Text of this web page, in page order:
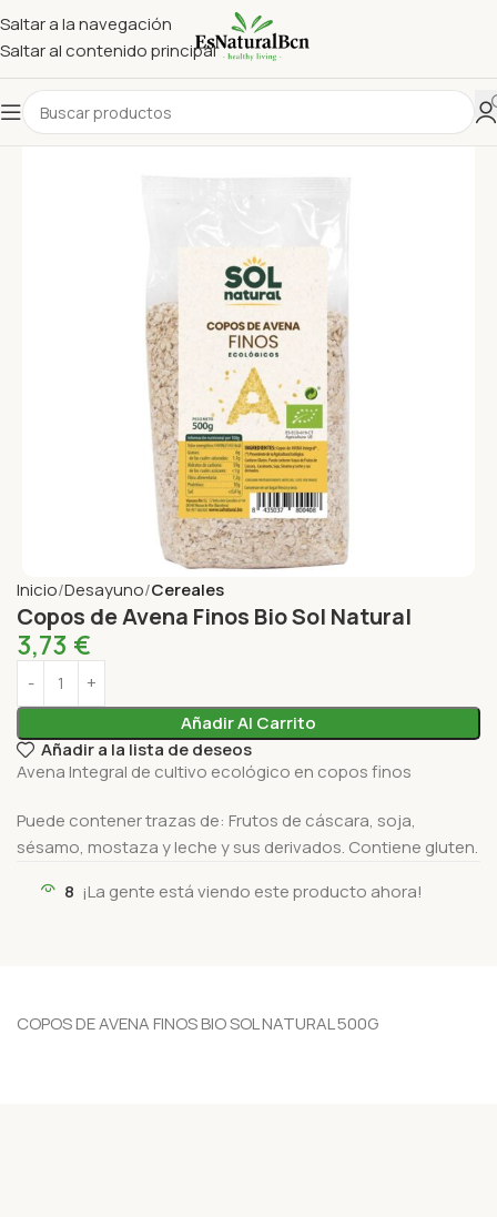
Saltar a la navegación
Saltar al contenido principal
Inicio Desayuno Cereales
Copos de Avena Finos Bio Sol Natural
3,73 €
Añadir Al Carrito
Añadir a la lista de deseos
Avena Integral de cultivo ecológico en copos finos
Puede contener trazas de: Frutos de cáscara, soja,
sésamo, mostaza y leche y sus derivados. Contiene gluten.
8 ¡La gente está viendo este producto ahora!
COPOS DE AVENA FINOS BIO SOL NATURAL 500G